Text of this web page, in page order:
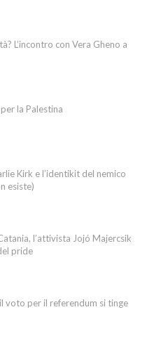
L’incontro con Vera Gheno a
la Palestina
Kirk e l’identikit del nemico
esiste)
l’attivista Jojó Majercsik
pride
voto per il referendum si tinge